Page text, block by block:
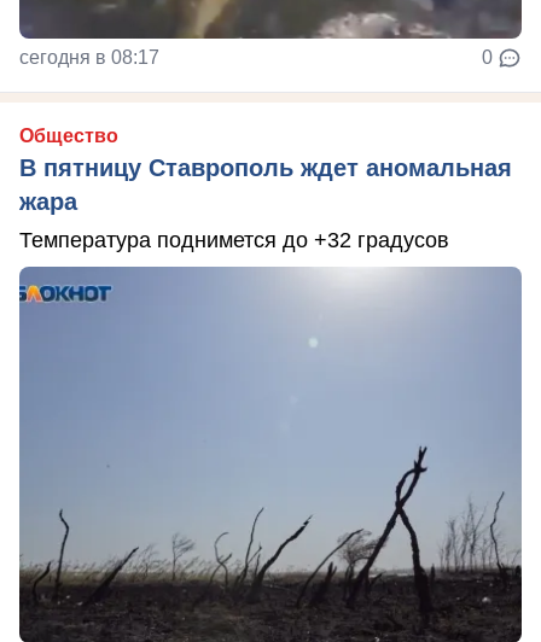
сегодня в 08:17 0
Общество
В пятницу Ставрополь ждет аномальная
жара
Температура поднимется до +32 градусов